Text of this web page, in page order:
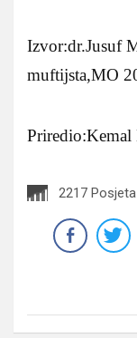
Izvor:dr.Jusuf
muftijsta,MO
Priredio:Kemal
2217 Posjeta